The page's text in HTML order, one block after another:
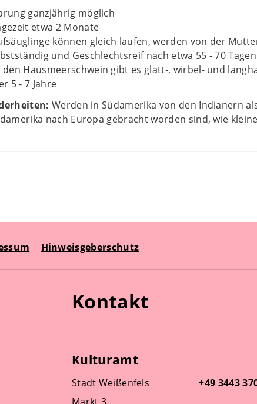
ganzjährig möglich
etwa 2 Monate
können gleich laufen, werden von der
und Geschlechtsreif nach etwa 55 - 70 Tagen
den Hausmeerschwein gibt es glatt-, wirbel- und
5 - 7 Jahre
Werden in Südamerika von den Indianern
nach Europa gebracht worden sind, wie
Hinweisgeberschutz
Kontakt
Kulturamt
Stadt Weißenfels
Markt 3
+49 3443